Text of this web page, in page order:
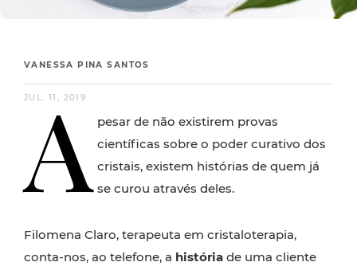
VANESSA PINA SANTOS
JUL. 11, 2019
A pesar de não existirem provas
científicas sobre o poder curativo dos
cristais, existem histórias de quem já
se curou através deles.
Filomena Claro, terapeuta em cristaloterapia,
conta-nos, ao telefone, a história de uma cliente